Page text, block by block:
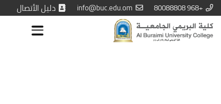
+968 80088808
info@buc.edu.om دليل الأتصال